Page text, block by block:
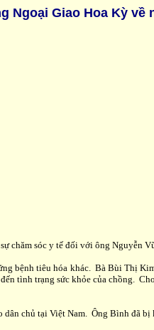
Ngoại Giao Hoa Kỳ về
chăm sóc y tế đối với ông Nguyễn
bệnh tiêu hóa khác. Bà Bùi Thị
tình trạng sức khỏe của chồng.
chủ tại Việt Nam. Ông Bình đã